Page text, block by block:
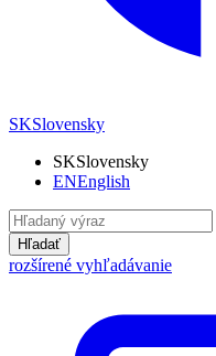
SKSlovensky
SKSlovensky
ENEnglish
Hľadať
rozšírené vyhľadávanie